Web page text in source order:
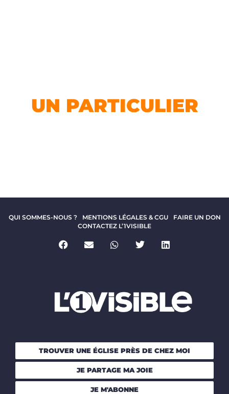
UN PARTICULIER
QUI SOMMES-NOUS ? MENTIONS LÉGALES & CGU
FAIRE UN DON
CONTACTEZ L’1VISIBLE
TROUVER UNE ÉGLISE PRÈS DE CHEZ MOI
JE PARTAGE MA JOIE
JE M'ABONNE